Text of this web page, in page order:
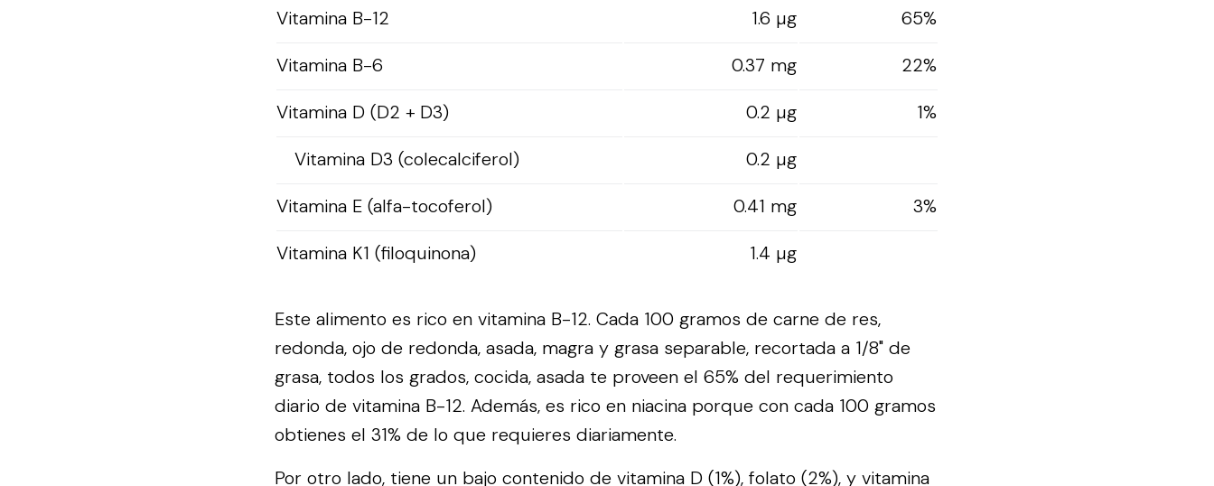
Vitamina B-12
1.6 µg
65%
Vitamina B-6
0.37 mg
22%
Vitamina D (D2 + D3)
0.2 µg
1%
Vitamina D3 (colecalciferol)
0.2 µg
Vitamina E (alfa-tocoferol)
0.41 mg
3%
Vitamina K1 (filoquinona)
1.4 µg
Este alimento es rico en vitamina B-12. Cada 100 gramos de carne de res,
redonda, ojo de redonda, asada, magra y grasa separable, recortada a 1/8" de
grasa, todos los grados, cocida, asada te proveen el 65% del requerimiento
diario de vitamina B-12. Además, es rico en niacina porque con cada 100 gramos
obtienes el 31% de lo que requieres diariamente.
Por otro lado, tiene un bajo contenido de vitamina D (1%), folato (2%), y vitamina